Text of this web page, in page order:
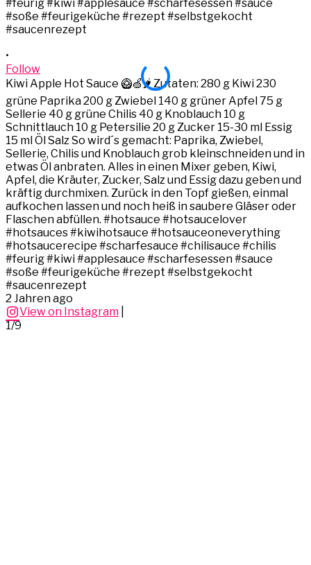
•
Follow
Kiwi Apple Hot Sauce 🥝🍏🌶️ Zutaten: 280 g Kiwi 230
grüne Paprika 200 g Zwiebel 140 g grüner Apfel 75 g
Sellerie 40 g grüne Chilis 40 g Knoblauch 10 g
Schnittlauch 10 g Petersilie 20 g Zucker 15-30 ml Essig
15 ml Öl Salz So wird´s gemacht: Paprika, Zwiebel,
Sellerie, Chilis und Knoblauch grob kleinschneiden und in
etwas Öl anbraten. Alles in einen Mixer geben, Kiwi,
Apfel, die Kräuter, Zucker, Salz und Essig dazu geben und
kräftig durchmixen. Zurück in den Topf gießen, einmal
aufkochen lassen und noch heiß in saubere Gläser oder
Flaschen abfüllen. #hotsauce #hotsaucelover
#hotsauces #kiwihotsauce #hotsauceoneverything
#hotsaucerecipe #scharfesauce #chilisauce #chilis
#feurig #kiwi #applesauce #scharfesessen #sauce
#soße #feurigeküche #rezept #selbstgekocht
#saucenrezept
2 Jahren ago
View on Instagram
1/9